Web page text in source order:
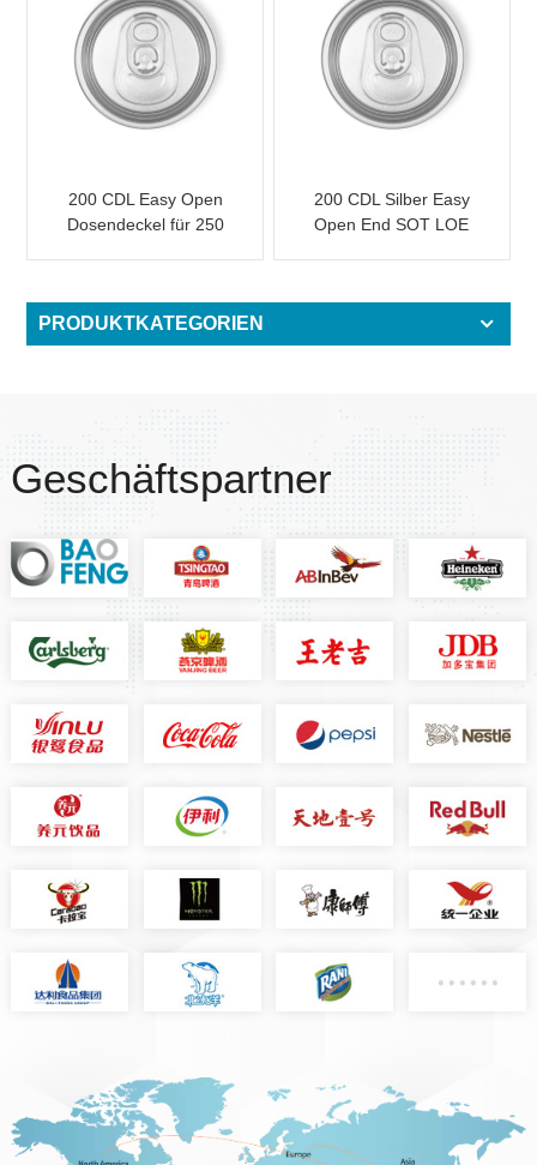
200 CDL Easy Open
Dosendeckel für 250
200 CDL Silber Easy
Open End SOT LOE
PRODUKTKATEGORIEN
Geschäftspartner